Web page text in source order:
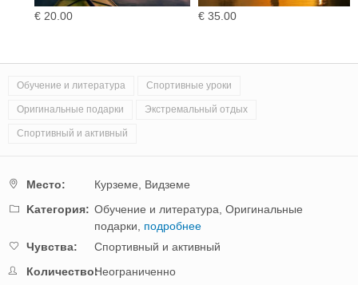
€ 20.00 € 35.00
Обучение и литература Спортивные уроки
Оригинальные подарки Экстремальный отдых
Спортивный и активный
Mестo: Курземе,
Видземе
Kатегория: Обучение и литература, Оригинальные
подарки, подробнее
Чувства:
Спортивный и активный
Количество:Неограниченно